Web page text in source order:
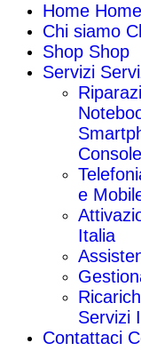
Home Home
Chi siamo
Shop Shop
Servizi
Console
e
Italia
Servizi
Contattaci